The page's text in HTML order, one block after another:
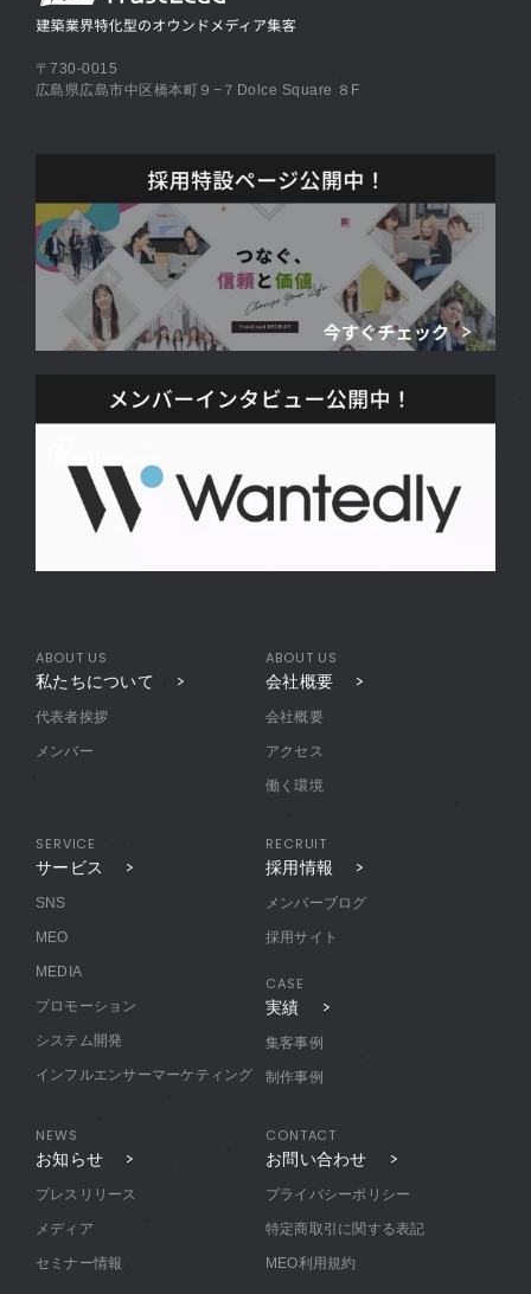
〒730-0015
広島県広島市中区橋本町９−７Dolce Square ８F
ABOUT US
私たちについて
代表者挨拶
メンバー
ABOUT US
会社概要
会社概要
アクセス
働く環境
SERVICE
サービス
SNS
MEO
MEDIA
プロモーション
システム開発
インフルエンサーマーケティング
RECRUIT
採用情報
メンバーブログ
採用サイト
CASE
実績
集客事例
制作事例
NEWS
お知らせ
プレスリリース
メディア
セミナー情報
CONTACT
お問い合わせ
プライバシーポリシー
特定商取引に関する表記
MEO利用規約